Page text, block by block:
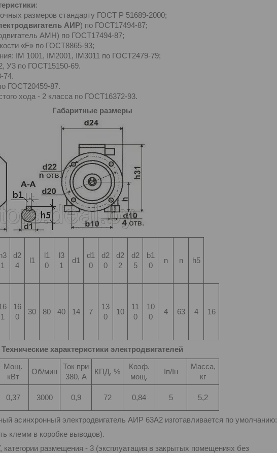
:
размеров стандарту ГОСТ Р 51689-2000;
АИР) по ГОСТ17494-87;
АМН) по ГОСТ17494-87;
«F» по ГОСТ8865-93;
IM 1001, IM2001, IM3011 по ГОСТ2479-79;
У3 по ГОСТ15150-69.
74.
ГОСТ20459-87.
хода - 2 класса по ГОСТ16372-93.
Габаритные размеры
1
d2
4
l1
l1
0
l3
1
d1
d1
0
d2
0
d2
2
d2
5
b1
0
n n h5
1
16
0
30 80 40 14 7
13
0
10
11
0
10
0
4 63 4 16
Технические характеристики электродвигателей
Мощ.
кВт
Об/мин
Ток при
380, А
КПД, %
Коэф.
мощ.
Iп/Iн
Масса,
кг
0,37 3000 0,9 72 0,84 5 5,2
асинхронный электродвигатель АИР 63А2 изготавливается по умолчанию:
клемм в коробке выводов).
категории размещения - 3 (эксплуатация в закрытых помещениях без